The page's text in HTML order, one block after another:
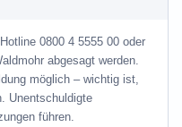
0800 4 5555 00 oder
abgesagt werden.
möglich – wichtig ist,
Unentschuldigte
führen.